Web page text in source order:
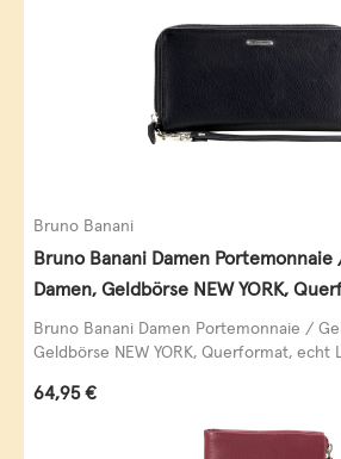
Bruno Banani
Bruno Banani Damen
Damen, Geldbörse NEW YORK,
schwarz
Bruno Banani Damen Portemonnaie /
Geldbörse NEW YORK, Querformat, echt
Regulärer Preis:
64,95 €